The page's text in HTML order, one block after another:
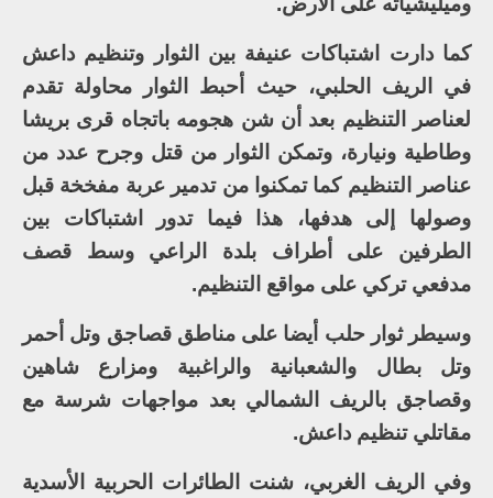
كما دارت اشتباكات عنيفة بين الثوار وتنظيم داعش
في الريف الحلبي، حيث أحبط الثوار محاولة تقدم
لعناصر التنظيم بعد أن شن هجومه باتجاه قرى بريشا
وطاطية ونيارة، وتمكن الثوار من قتل وجرح عدد من
عناصر التنظيم كما تمكنوا من تدمير عربة مفخخة قبل
وصولها إلى هدفها، هذا فيما تدور اشتباكات بين
الطرفين على أطراف بلدة الراعي وسط قصف
مدفعي تركي على مواقع التنظيم.
وسيطر ثوار حلب أيضا على مناطق قصاجق وتل أحمر
وتل بطال والشعبانية والراغبية ومزارع شاهين
وقصاجق بالريف الشمالي بعد مواجهات شرسة مع
مقاتلي تنظيم داعش.
وفي الريف الغربي، شنت الطائرات الحربية الأسدية